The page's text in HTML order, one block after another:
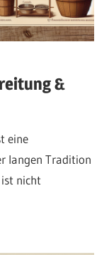
&
eine
langen Tradition
nicht